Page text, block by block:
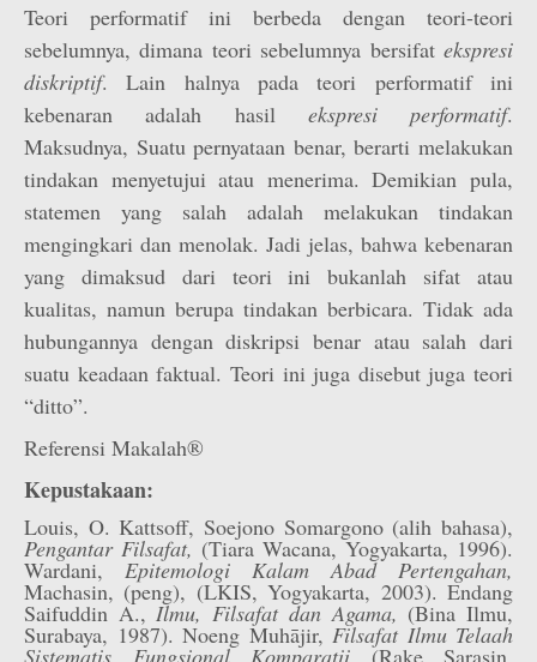
Teori performatif ini berbeda dengan teori-teori
sebelumnya, dimana teori sebelumnya bersifat ekspresi
diskriptif. Lain halnya pada teori performatif ini
kebenaran adalah hasil ekspresi performatif.
Maksudnya, Suatu pernyataan benar, berarti melakukan
tindakan menyetujui atau menerima. Demikian pula,
statemen yang salah adalah melakukan tindakan
mengingkari dan menolak. Jadi jelas, bahwa kebenaran
yang dimaksud dari teori ini bukanlah sifat atau
kualitas, namun berupa tindakan berbicara. Tidak ada
hubungannya dengan diskripsi benar atau salah dari
suatu keadaan faktual. Teori ini juga disebut juga teori
“ditto”.
Referensi Makalah®
Kepustakaan:
Louis, O. Kattsoff, Soejono Somargono (alih bahasa),
Pengantar Filsafat, (Tiara Wacana, Yogyakarta, 1996).
Wardani, Epitemologi Kalam Abad Pertengahan,
Machasin, (peng), (LKIS, Yogyakarta, 2003). Endang
Saifuddin A.,Ilmu, Filsafat dan Agama, (Bina Ilmu,
Surabaya, 1987). Noeng Muhājir, Filsafat Ilmu Telaah
Sistematis Fungsional Komparatii (Rake Sarasin,